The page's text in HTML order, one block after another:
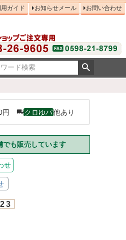
ガイド お知らせメール お問い合わせ
円 クロゆパ他あり
も販売しています
せ